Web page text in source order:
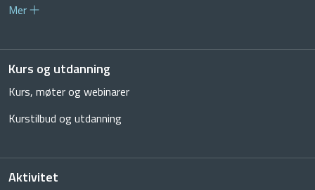
Mer
Kurs og utdanning
Kurs, møter og webinarer
Kurstilbud og utdanning
Aktivitet